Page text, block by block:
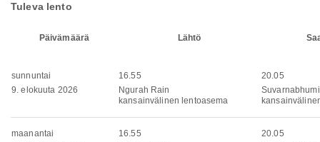
Tuleva lento
Päivämäärä Lähtö
sunnuntai
9. elokuuta 2026
16.55
Ngurah Rain
kansainvälinen lentoasema
20.05
maanantai
16.55
20.05